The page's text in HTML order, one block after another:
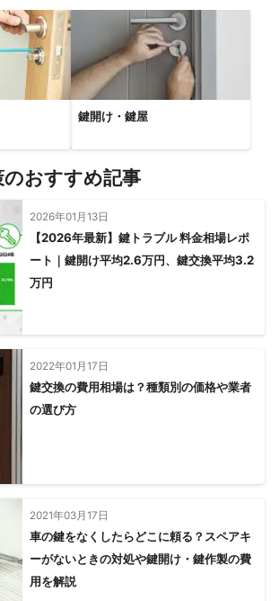
鍵開け・鍵屋
のおすすめ記事
2026年01月13日
【2026年最新】鍵トラブル 料金相場レポ
ート｜鍵開け平均2.6万円、鍵交換平均3.2
万円
2022年01月17日
鍵交換の費用相場は？種類別の価格や業者
の選び方
2021年03月17日
車の鍵をなくしたらどこに頼る？スペアキ
ーがないときの対処や鍵開け・鍵作製の費
用を解説